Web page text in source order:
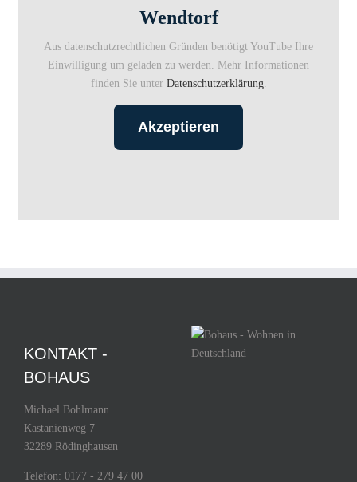
Wendtorf
Aus datenschutzrechtlichen Gründen benötigt YouTube Ihre
Einwilligung um geladen zu werden. Mehr Informationen
finden Sie unter Datenschutzerklärung.
Akzeptieren
KONTAKT -
BOHAUS
Michael Bohlmann
Kastanienweg 7
32289 Rödinghausen
Telefon: 0177 - 279 47 00